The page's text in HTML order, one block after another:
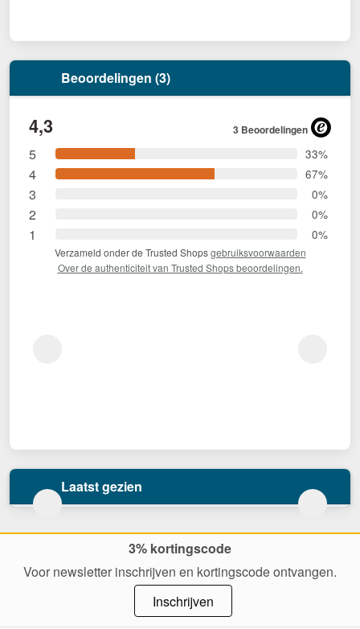
Beoordelingen (3)
4,3 3 Beoordelingen
5 33%
4 67%
3 0%
2 0%
1 0%
Verzameld onder de Trusted Shopsgebruiksvoorwaarden
Over de authenticiteit van Trusted Shops beoordelingen.
Laatst gezien
3% kortingscode
Voor newsletter inschrijven en kortingscode ontvangen.
Inschrijven